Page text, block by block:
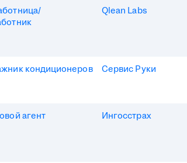
Qlean Labs
кондиционеров Сервис Руки
агент Ингосстрах